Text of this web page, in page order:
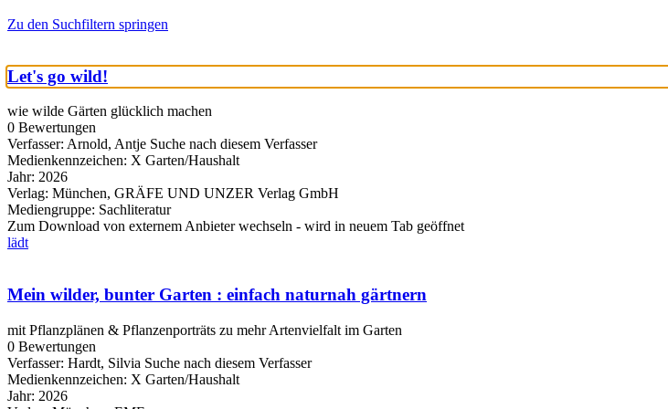
Zu den Suchfiltern springen
Let's go wild!
wie wilde Gärten glücklich machen
0 Bewertungen
Verfasser: Arnold, Antje Suche nach diesem Verfasser
Medienkennzeichen: X Garten/Haushalt
Jahr: 2026
Verlag: München, GRÄFE UND UNZER Verlag GmbH
Mediengruppe: Sachliteratur
Zum Download von externem Anbieter wechseln - wird in neuem Tab geöffnet
lädt
Mein wilder, bunter Garten : einfach naturnah gärtnern
mit Pflanzplänen & Pflanzenporträts zu mehr Artenvielfalt im Garten
0 Bewertungen
Verfasser: Hardt, Silvia Suche nach diesem Verfasser
Medienkennzeichen: X Garten/Haushalt
Jahr: 2026